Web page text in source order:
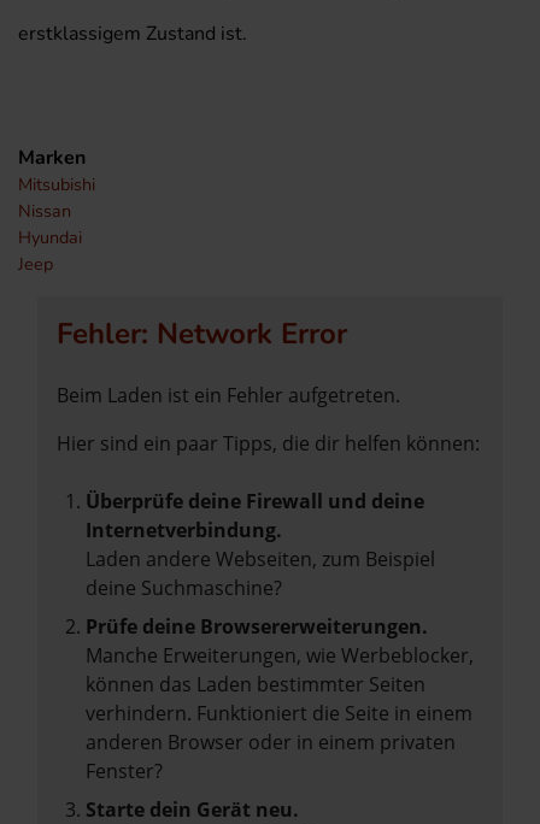
erstklassigem Zustand ist.
Marken
Mitsubishi
Nissan
Hyundai
Jeep
Fehler: Network Error
Beim Laden ist ein Fehler aufgetreten.
Hier sind ein paar Tipps, die dir helfen können:
Überprüfe deine Firewall und deine
Internetverbindung.
Laden andere Webseiten, zum Beispiel
deine Suchmaschine?
Prüfe deine Browsererweiterungen.
Manche Erweiterungen, wie Werbeblocker,
können das Laden bestimmter Seiten
verhindern. Funktioniert die Seite in einem
anderen Browser oder in einem privaten
Fenster?
Starte dein Gerät neu.